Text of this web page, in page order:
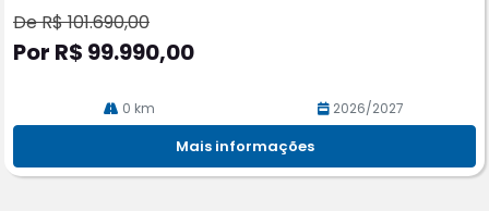
De R$ 101.690,00
Por R$ 99.990,00
0 km 2026/2027
Mais informações